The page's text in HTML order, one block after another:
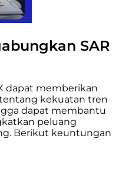
SAR
dapat memberikan
kekuatan tren
dapat membantu
peluang
Berikut keuntungan